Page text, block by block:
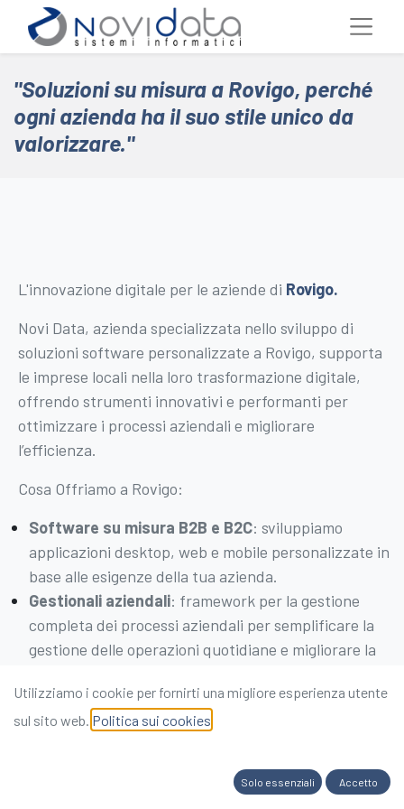
"Soluzioni su misura a Rovigo, perché
ogni azienda ha il suo stile unico da
valorizzare."
L'innovazione digitale per le aziende di Rovigo.
Novi Data, azienda specializzata nello sviluppo di
soluzioni software personalizzate a Rovigo, supporta
le imprese locali nella loro trasformazione digitale,
offrendo strumenti innovativi e performanti per
ottimizzare i processi aziendali e migliorare
l’efficienza.
Cosa Offriamo a Rovigo:
Software su misura B2B e B2C: sviluppiamo
applicazioni desktop, web e mobile personalizzate in
base alle esigenze della tua azienda.
Gestionali aziendali: framework per la gestione
completa dei processi aziendali per semplificare la
gestione delle operazioni quotidiane e migliorare la
Soluzioni di Intelligenza Artificiale: soluzioni volte ad
ottimizzare le procedure operative, automatizzando
recupero rapido ed efficace di informazioni necessarie
: connettività tra i tuoi
Utilizziamo i cookie per fornirti una migliore esperienza utente
sul sito web. Politica sui cookies
Solo essenziali Accetto